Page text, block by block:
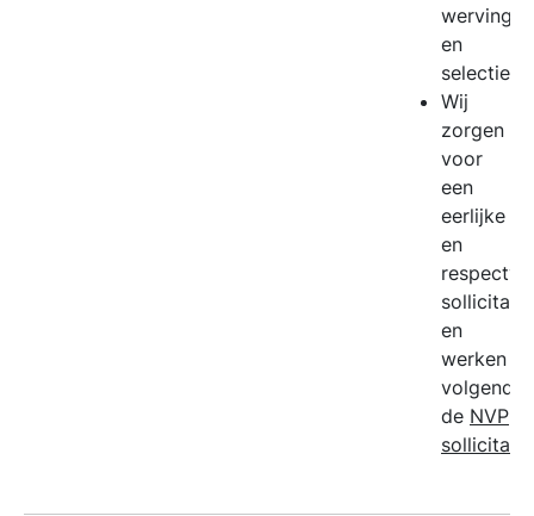
werving
en
Wij
zorgen
voor
een
eerlijke
en
en
werken
volgends
de NVP